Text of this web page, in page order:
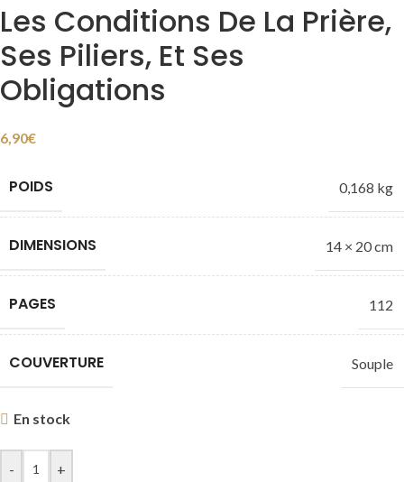
Les Conditions De La Prière,
Ses Piliers, Et Ses
Obligations
6,90€
POIDS 0,168 kg
DIMENSIONS 14 × 20 cm
PAGES 112
COUVERTURE Souple
En stock
- +